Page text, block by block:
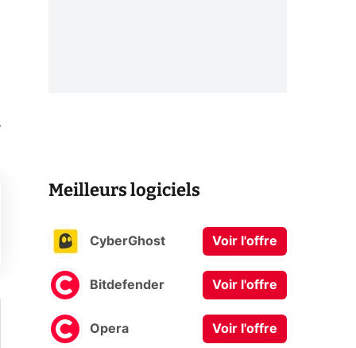
Meilleurs logiciels
CyberGhost Voir l'offre
Bitdefender Voir l'offre
Opera Voir l'offre